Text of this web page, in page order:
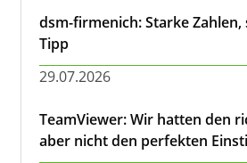
dsm-firmenich: Starke
Tipp
29.07.2026
TeamViewer: Wir hatten den
aber nicht den perfekten